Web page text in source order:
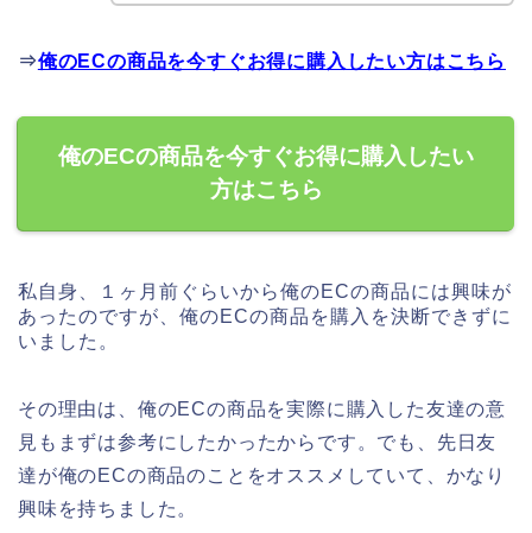
⇒俺のECの商品を今すぐお得に購入したい方はこちら
俺のECの商品を今すぐお得に購入したい
方はこちら
私自身、１ヶ月前ぐらいから俺のECの商品には興味が
あったのですが、俺のECの商品を購入を決断できずに
いました。
その理由は、俺のECの商品を実際に購入した友達の意
見もまずは参考にしたかったからです。でも、先日友
達が俺のECの商品のことをオススメしていて、かなり
興味を持ちました。